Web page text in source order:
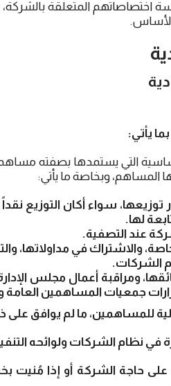
اختصاصاتهم المتعلقة
الأساس.
التي يستمدها بصفته
المساهم، وبخاصة ما يأتي:
توزيعها، سواء أكان التوزيع
لها.
عند التصفية.
والاشتراك في مداولاتها،
الشركات.
ومراقبة أعمال مجلس
جمعيات المساهمين العامة
للمساهمين، ما لم يوافق
حاجة الشركة أو إذا مُنيت